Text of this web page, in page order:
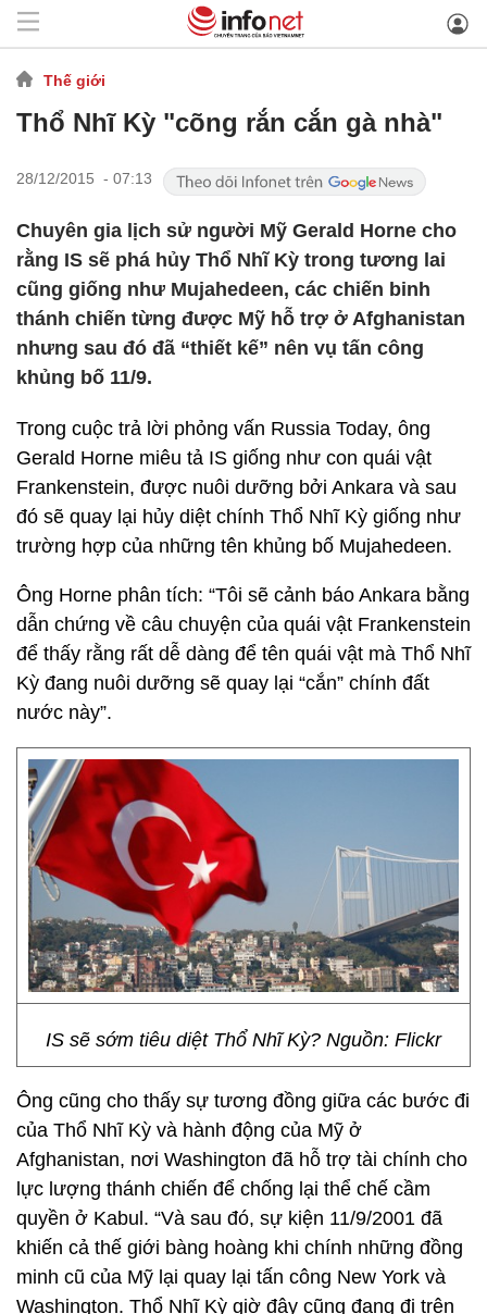
Thế giới
Thổ Nhĩ Kỳ "cõng rắn cắn gà nhà"
28/12/2015 - 07:13
Chuyên gia lịch sử người Mỹ Gerald Horne cho
rằng IS sẽ phá hủy Thổ Nhĩ Kỳ trong tương lai
cũng giống như Mujahedeen, các chiến binh
thánh chiến từng được Mỹ hỗ trợ ở Afghanistan
nhưng sau đó đã “thiết kế” nên vụ tấn công
khủng bố 11/9.
Trong cuộc trả lời phỏng vấn Russia Today, ông
Gerald Horne miêu tả IS giống như con quái vật
Frankenstein, được nuôi dưỡng bởi Ankara và sau
đó sẽ quay lại hủy diệt chính Thổ Nhĩ Kỳ giống như
trường hợp của những tên khủng bố Mujahedeen.
Ông Horne phân tích: “Tôi sẽ cảnh báo Ankara bằng
dẫn chứng về câu chuyện của quái vật Frankenstein
để thấy rằng rất dễ dàng để tên quái vật mà Thổ Nhĩ
Kỳ đang nuôi dưỡng sẽ quay lại “cắn” chính đất
nước này”.
IS sẽ sớm tiêu diệt Thổ Nhĩ Kỳ? Nguồn: Flickr
Ông cũng cho thấy sự tương đồng giữa các bước đi
của Thổ Nhĩ Kỳ và hành động của Mỹ ở
Afghanistan, nơi Washington đã hỗ trợ tài chính cho
lực lượng thánh chiến để chống lại thể chế cầm
quyền ở Kabul. “Và sau đó, sự kiện 11/9/2001 đã
khiến cả thế giới bàng hoàng khi chính những đồng
minh cũ của Mỹ lại quay lại tấn công New York và
Washington. Thổ Nhĩ Kỳ giờ đây cũng đang đi trên